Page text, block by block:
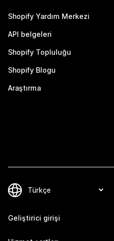
Shopify Yardım Merkezi
API belgeleri
Shopify Topluluğu
Shopify Blogu
Araştırma
Geliştirici girişi